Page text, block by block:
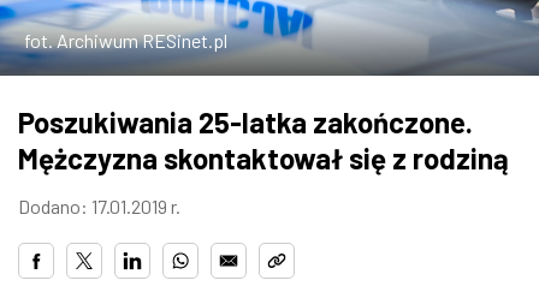
ZDJĘCIA
W RZESZOWIE
fot. Archiwum RESinet.pl
Poszukiwania 25-latka zakończone.
Mężczyzna skontaktował się z rodziną
Dodano: 17.01.2019 r.